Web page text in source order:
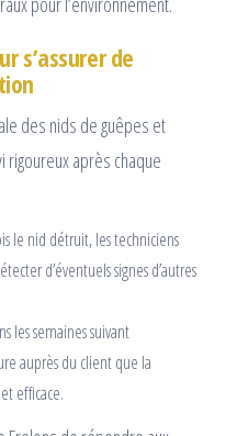
s’assurer de
des nids de guêpes et
rigoureux après chaque
le nid détruit, les techniciens
d’éventuels signes d’autres
les semaines suivant
auprès du client que la
efficace.